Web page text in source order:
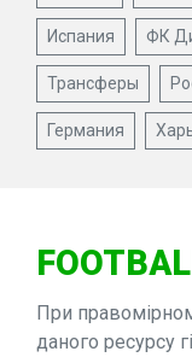
Испания ФК
Трансферы
Германия
При
даного ресурсу